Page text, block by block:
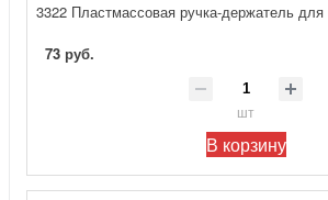
3322 Пластмассовая ручка-держатель для
73 руб.
шт
В корзину